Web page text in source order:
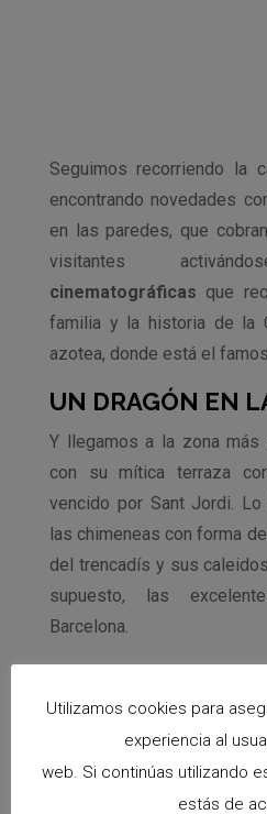
Seguimos recorriendo la
encontrando novedades
en las paredes, que
visitantes
cinematográficas que
familia y la historia de la
azotea, donde está el
UN DRAGÓN EN
Y llegamos a la zona más
con su mítica terraza
vencido por Sant Jordi.
las chimeneas con forma
del trencadís y sus
supuesto, las
Barcelona.
Utilizamos cookies para
experiencia al
web. Si continúas utilizando
estás de